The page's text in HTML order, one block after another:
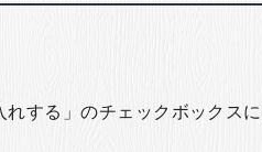
する」のチェックボックス